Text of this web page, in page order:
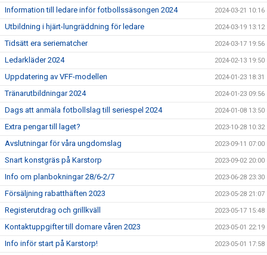
Information till ledare inför fotbollssäsongen 2024 2024-03-21 10:16
Utbildning i hjärt-lungräddning för ledare 2024-03-19 13:12
Tidsätt era seriematcher 2024-03-17 19:56
Ledarkläder 2024 2024-02-13 19:50
Uppdatering av VFF-modellen 2024-01-23 18:31
Tränarutbildningar 2024 2024-01-23 09:56
Dags att anmäla fotbollslag till seriespel 2024 2024-01-08 13:50
Extra pengar till laget? 2023-10-28 10:32
Avslutningar för våra ungdomslag 2023-09-11 07:00
Snart konstgräs på Karstorp 2023-09-02 20:00
Info om planbokningar 28/6-2/7 2023-06-28 23:30
Försäljning rabatthäften 2023 2023-05-28 21:07
Registerutdrag och grillkväll 2023-05-17 15:48
Kontaktuppgifter till domare våren 2023 2023-05-01 22:19
Info inför start på Karstorp! 2023-05-01 17:58